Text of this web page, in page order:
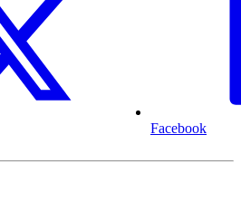
Facebook